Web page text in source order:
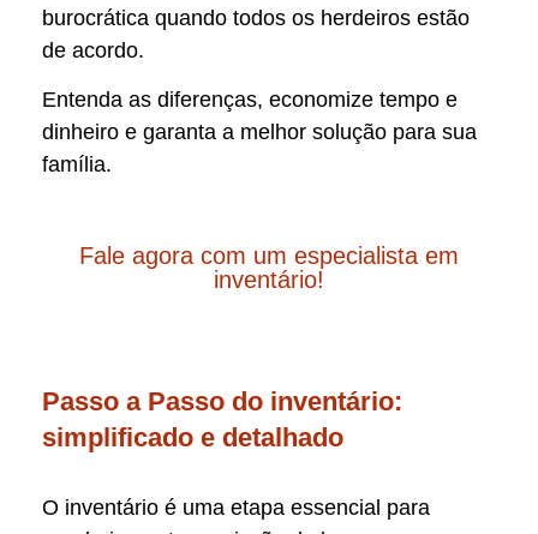
burocrática quando todos os herdeiros estão
de acordo.
Entenda as diferenças, economize tempo e
dinheiro e garanta a melhor solução para sua
família.
Fale agora com um especialista em
inventário!
Passo a Passo do inventário:
simplificado e detalhado
O inventário é uma etapa essencial para